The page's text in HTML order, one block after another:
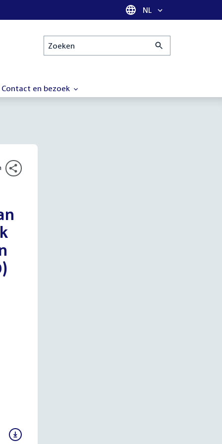
Taal selectie
NL
Zoeken
Contact en bezoek